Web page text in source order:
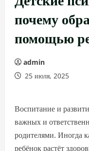
почему
помощью
admin
25 июля, 2025
Воспитание и
важных и
родителями. Иногда
ребёнок растёт